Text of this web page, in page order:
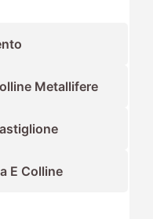
Metallifere
E Colline